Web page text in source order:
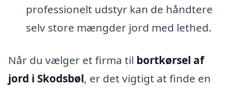
professionelt udstyr kan de håndtere
selv store mængder jord med lethed.
Når du vælger et firma til bortkørsel af
jord i Skodsbøl, er det vigtigt at finde en